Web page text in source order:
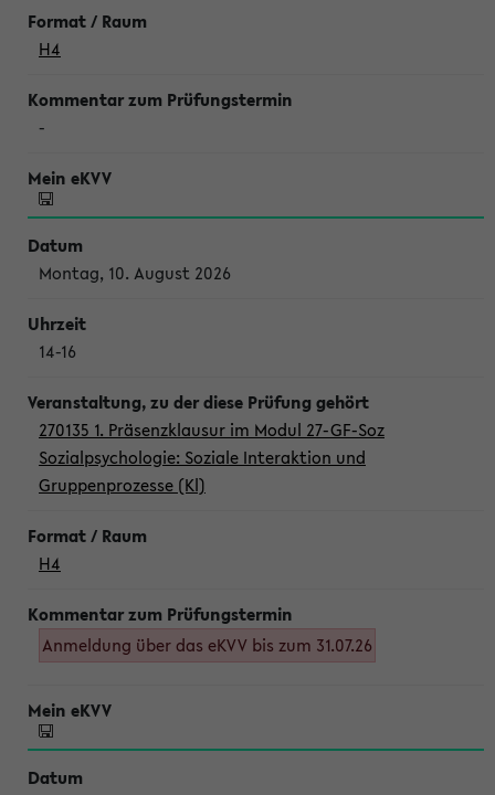
H4
-
Montag, 10. August 2026
14-16
270135 1. Präsenzklausur im Modul 27-GF-Soz
Sozialpsychologie: Soziale Interaktion und
Gruppenprozesse (Kl)
H4
Anmeldung über das eKVV bis zum 31.07.26